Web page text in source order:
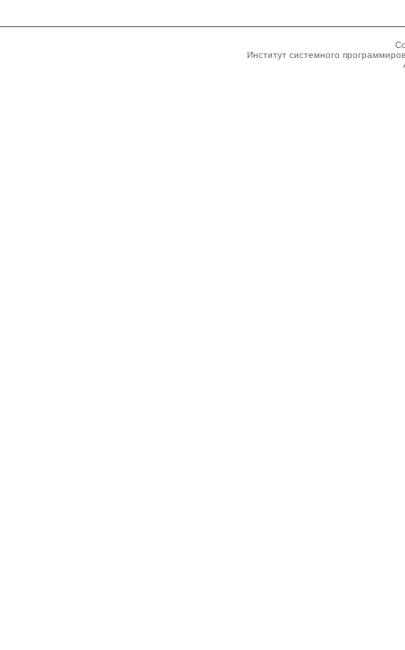
Институт системного